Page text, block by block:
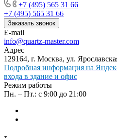
+7 (495) 565 31 66
+7 (495) 565 31 66
Заказать звонок
E-mail
info@quartz-master.com
Адрес
129164, г. Москва, ул.
Подробная информация на
входа в здание и офис
Режим работы
Пн. – Пт.: с 9:00 до 21:00